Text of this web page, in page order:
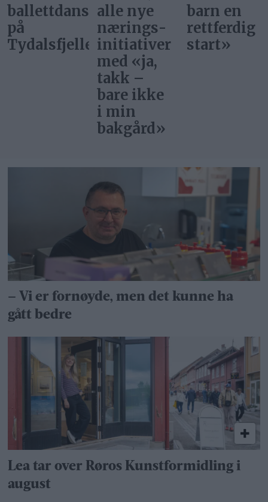
alle nye
nærings­
initiativer
barn en
rettferdig
start»
bor i
Norge?
– Vi er fornøyde, men det kunne ha
gått bedre
Lea tar over Røros Kunstformidling i
august